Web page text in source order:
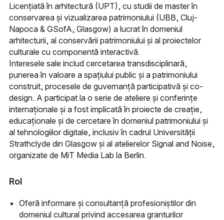
Licențiată în arhitectură (UPT), cu studii de master în
conservarea și vizualizarea patrimoniului (UBB, Cluj-
Napoca & GSofA, Glasgow) a lucrat în domeniul
arhitecturii, al conservării patrimoniului și al proiectelor
culturale cu componentă interactivă.
Interesele sale includ cercetarea transdisciplinară,
punerea în valoare a spațiului public și a patrimoniului
construit, procesele de guvernanță participativă și co-
design. A participat la o serie de ateliere și conferințe
internaționale și a fost implicată în proiecte de creație,
educaționale și de cercetare în domeniul patrimoniului și
al tehnologiilor digitale, inclusiv în cadrul Universității
Strathclyde din Glasgow și al atelierelor Signal and Noise,
organizate de MiT Media Lab la Berlin.
Rol
Oferă informare și consultanță profesioniștilor din
domeniul cultural privind accesarea granturilor